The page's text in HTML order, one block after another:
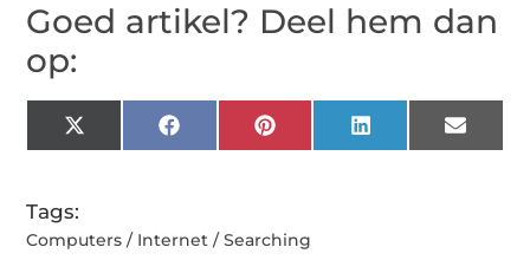
Goed artikel? Deel hem dan
op:
X
(Twitter)
FacebookPinterestLinkedIn Email
Tags:
Computers / Internet / Searching